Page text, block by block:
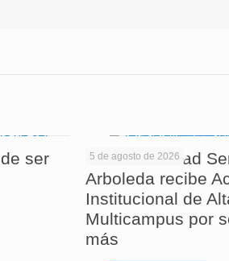
ser
5 de agosto de 2026
La Universidad
Arboleda recibe
Institucional de
Multicampus por
más